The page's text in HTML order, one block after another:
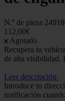
N.º de pieza
112,00€
Agotado
Recupera tu
de alta visibilidad.
Leer descripción
Introduce tu
notificación